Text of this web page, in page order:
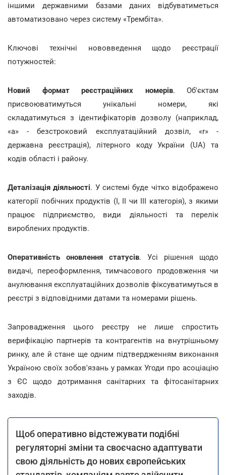
іншими державними базами даних відбуватиметься
автоматизовано через систему «Трембіта».
Ключові технічні нововведення щодо реєстрації
потужностей:
Новий формат реєстраційних номерів. Об'єктам
присвоюватимуться унікальні номери, які
складатимуться з ідентифікаторів дозволу (наприклад,
«a» - безстроковий експлуатаційний дозвіл, «r» -
державна реєстрація), літерного коду України (UA) та
кодів області і району.
Деталізація діяльності. У системі буде чітко відображено
категорії побічних продуктів (I, II чи III категорія), з якими
працює підприємство, види діяльності та перелік
вироблених продуктів.
Оперативність оновлення статусів. Усі рішення щодо
видачі, переоформлення, тимчасового продовження чи
анулювання експлуатаційних дозволів фіксуватимуться в
реєстрі з відповідними датами та номерами рішень.
Запровадження цього реєстру не лише спростить
верифікацію партнерів та контрагентів на внутрішньому
ринку, але й стане ще одним підтвердженням виконання
Україною своїх зобов'язань у рамках Угоди про асоціацію
з ЄС щодо дотримання санітарних та фітосанітарних
заходів.
Щоб оперативно відстежувати подібні
регуляторні зміни та своєчасно адаптувати
свою діяльність до нових європейських